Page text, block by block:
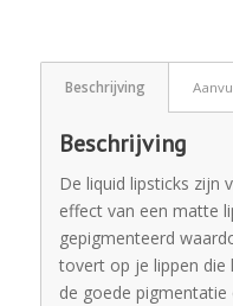
Beschrijving
Beschrijving
De liquid lipsticks zijn
effect van een matte
gepigmenteerd
tovert op je lippen die
de goede